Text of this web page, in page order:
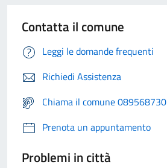
Contatta il comune
Leggi le domande frequenti
Richiedi Assistenza
Chiama il comune 089568730
Prenota un appuntamento
Problemi in città